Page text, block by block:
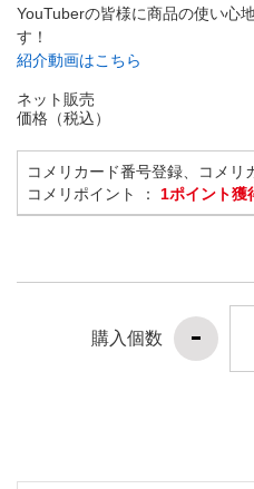
YouTuberの皆様に商品の使い心
す！
紹介動画はこちら
ネット販売
価格（税込）
コメリカード番号登録、コメリ
コメリポイント ： 1ポイント獲
購入個数